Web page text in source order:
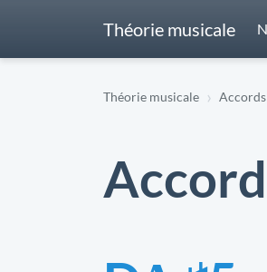
Théorie musicale
Théorie musicale Accords